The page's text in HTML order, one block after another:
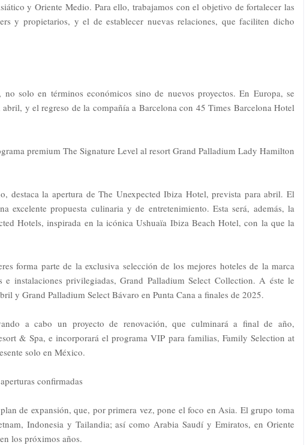
y Oriente Medio. Para ello, trabajamos con el objetivo de fortalecer las
y propietarios, y el de establecer nuevas relaciones, que faciliten dicho
solo en términos económicos sino de nuevos proyectos. En Europa, se
y el regreso de la compañía a Barcelona con 45 Times Barcelona Hotel
premium The Signature Level al resort Grand Palladium Lady Hamilton
destaca la apertura de The Unexpected Ibiza Hotel, prevista para abril. El
excelente propuesta culinaria y de entretenimiento. Esta será, además, la
Hotels, inspirada en la icónica Ushuaïa Ibiza Beach Hotel, con la que la
forma parte de la exclusiva selección de los mejores hoteles de la marca
instalaciones privilegiadas, Grand Palladium Select Collection. A éste le
y Grand Palladium Select Bávaro en Punta Cana a finales de 2025.
a cabo un proyecto de renovación, que culminará a final de año,
& Spa, e incorporará el programa VIP para familias, Family Selection at
solo en México.
confirmadas
de expansión, que, por primera vez, pone el foco en Asia. El grupo toma
Indonesia y Tailandia; así como Arabia Saudí y Emiratos, en Oriente
los próximos años.